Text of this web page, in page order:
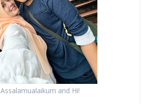
Assalamualaikum and Hi!